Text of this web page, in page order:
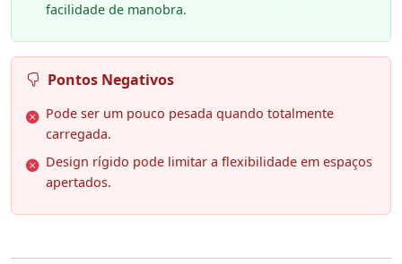
facilidade de manobra.
Pontos Negativos
Pode ser um pouco pesada quando totalmente
carregada.
Design rígido pode limitar a flexibilidade em espaços
apertados.